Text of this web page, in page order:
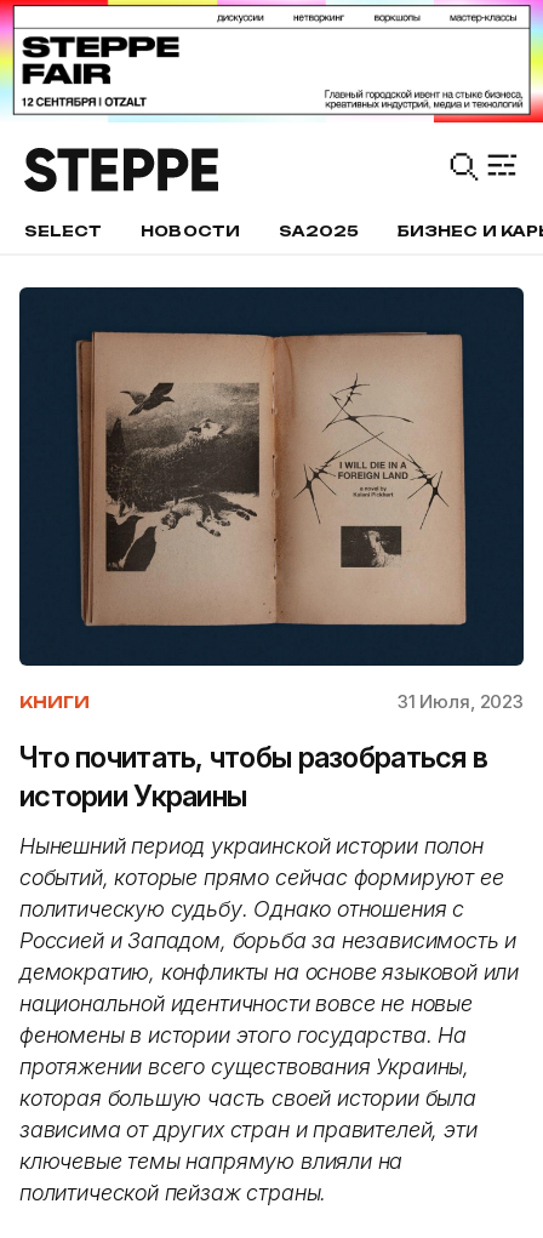
SELECT НОВОСТИ SA2025 БИЗНЕС И
КНИГИ 31 Июля, 2023
Что почитать, чтобы разобраться в
истории Украины
Нынешний период украинской истории полон
событий, которые прямо сейчас формируют ее
политическую судьбу. Однако отношения с
Россией и Западом, борьба за независимость и
демократию, конфликты на основе языковой или
национальной идентичности вовсе не новые
феномены в истории этого государства. На
протяжении всего существования Украины,
которая большую часть своей истории была
зависима от других стран и правителей, эти
ключевые темы напрямую влияли на
политической пейзаж страны.